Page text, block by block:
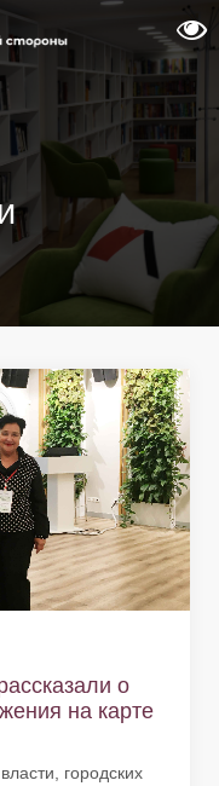
о
на карте
городских